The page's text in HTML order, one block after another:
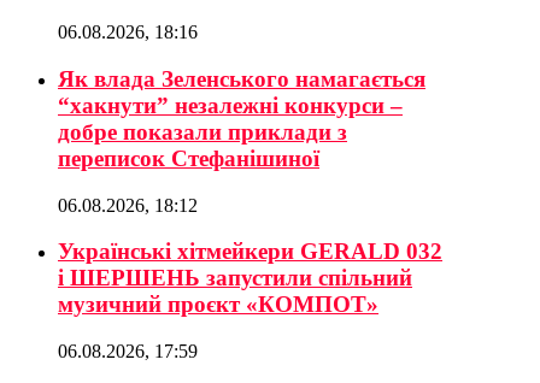
06.08.2026, 18:16
Як влада Зеленського намагається
“хакнути” незалежні конкурси –
добре показали приклади з
переписок Стефанішиної
06.08.2026, 18:12
Українські хітмейкери GERALD 032
і ШЕРШЕНЬ запустили спільний
музичний проєкт «КОМПОТ»
06.08.2026, 17:59